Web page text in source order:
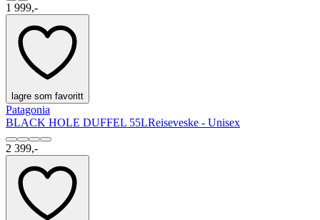
1 999,-
lagre som favoritt
Patagonia
BLACK HOLE DUFFEL 55LReiseveske - Unisex
2 399,-